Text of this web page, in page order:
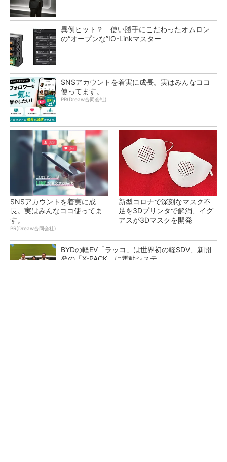
異例ヒット？ 使い勝手にこだわったオムロン
の“オープンな”IO-Linkマスター
SNSアカウントを着実に成長。実はみんなココ
使ってます。
PR(Dreaw合同会社)
SNSアカウントを着実に成
長。実はみんなココ使ってま
す。
PR(Dreaw合同会社)
新型コロナで深刻なマスク不
足を3Dプリンタで解消、イグ
アスが3Dマスクを開発
BYDの軽EV「ラッコ」は世界初の軽SDV、新開
発の「X-PACK」に電動システ...